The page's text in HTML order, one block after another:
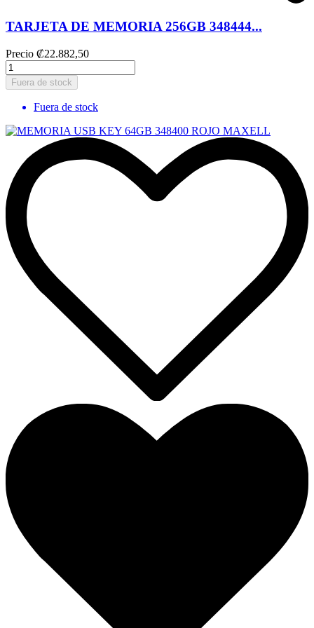
TARJETA DE MEMORIA 256GB 348444...
Precio ₡22.882,50
Fuera de stock
Fuera de stock